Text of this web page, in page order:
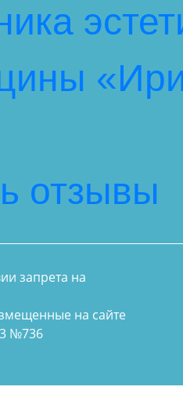
отзывы
запрета на
на сайте
№736